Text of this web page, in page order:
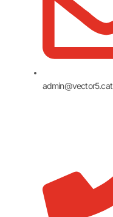
admin@vector5.cat